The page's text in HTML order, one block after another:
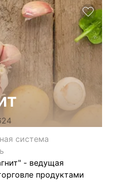
система
- ведущая
продуктами